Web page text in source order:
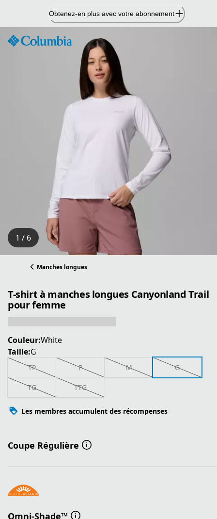
contenu
Obtenez-en plus avec votre abonnement
1 / 6
Manches longues
T-shirt à manches longues Canyonland Trail
pour femme
Couleur:White
Taille:G
TP P M G
TG TTG
Les membres accumulent des récompenses
Coupe Régulière
Omni-Shade™